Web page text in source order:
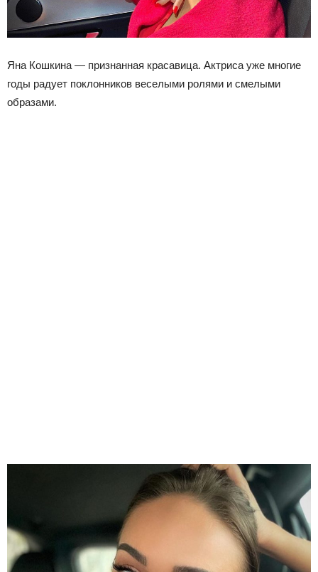
Яна Кошкина — признанная красавица. Актриса уже многие
годы радует поклонников веселыми ролями и смелыми
образами.